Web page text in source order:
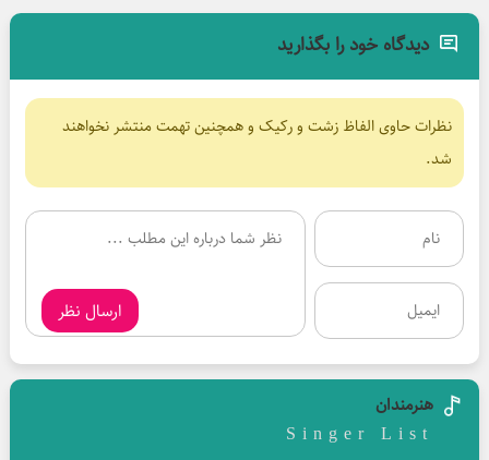
دیدگاه خود را بگذارید
نظرات حاوی الفاظ زشت و رکیک و همچنین تهمت منتشر نخواهند
شد.
ارسال نظر
هنرمندان
Singer List